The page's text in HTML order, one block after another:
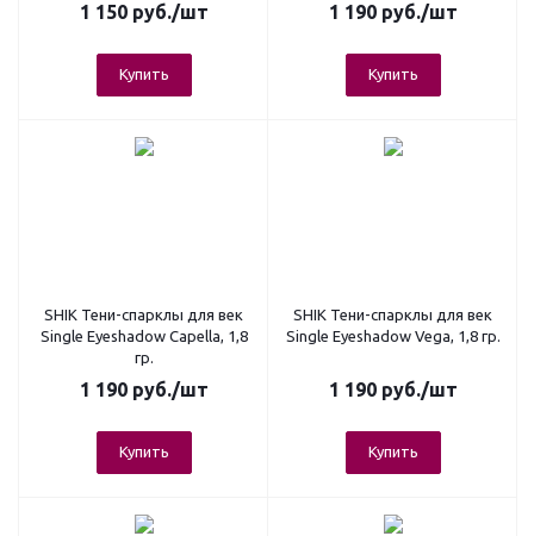
1 150руб./шт
Купить
1 190руб./шт
Купить
SHIK Тени-спарклы для век
Single Eyeshadow Capella, 1,8
гр.
1 190руб./шт
Купить
SHIK Тени-спарклы для век
Single Eyeshadow Vega, 1,8 гр.
1 190руб./шт
Купить